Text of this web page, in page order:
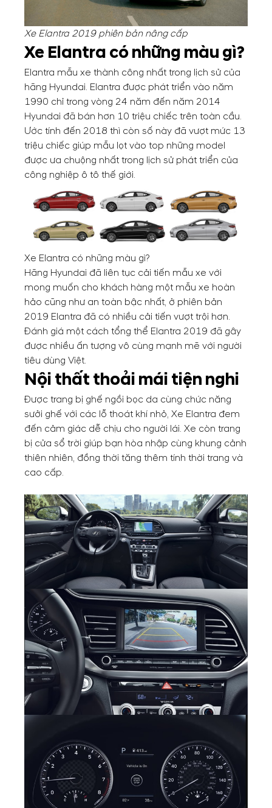
Xe Elantra 2019 phiên bản nâng cấp
Xe Elantra có những màu gì?
Elantra mẫu xe thành công nhất trong lịch sử của
hãng Hyundai. Elantra được phát triển vào năm
1990 chỉ trong vòng 24 năm đến năm 2014
Hyundai đã bán hơn 10 triệu chiếc trên toàn cầu.
Ước tính đến 2018 thì còn số này đã vượt mức 13
triệu chiếc giúp mẫu lọt vào top những model
được ưa chuộng nhất trong lịch sử phát triển của
công nghiệp ô tô thế giới.
Xe Elantra có những màu gì?
Hãng Hyundai đã liên tục cải tiến mẫu xe với
mong muốn cho khách hàng một mẫu xe hoàn
hảo cũng như an toàn bậc nhất, ở phiên bản
2019 Elantra đã có nhiều cải tiến vượt trội hơn.
Đánh giá một cách tổng thể Elantra 2019 đã gây
được nhiều ấn tượng vô cùng mạnh mẽ với người
tiêu dùng Việt.
Nội thất thoải mái tiện nghi
Được trang bị ghế ngồi bọc da cùng chức năng
sưởi ghế với các lỗ thoát khí nhỏ, Xe Elantra đem
đến cảm giác dễ chịu cho người lái. Xe còn trang
bị cửa sổ trời giúp bạn hòa nhập cùng khung cảnh
thiên nhiên, đồng thời tăng thêm tính thời trang và
cao cấp.